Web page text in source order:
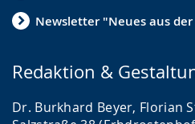
Newsletter "Neues aus der
Redaktion &
Dr. Burkhard Beyer, Florian